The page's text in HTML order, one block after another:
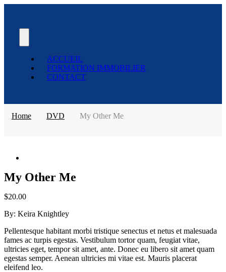
ACCUEIL
FORMATION IMMOBILIER
CONTACT
Home DVD My Other Me
My Other Me
$20.00
By: Keira Knightley
Pellentesque habitant morbi tristique senectus et netus et malesuada
fames ac turpis egestas. Vestibulum tortor quam, feugiat vitae,
ultricies eget, tempor sit amet, ante. Donec eu libero sit amet quam
egestas semper. Aenean ultricies mi vitae est. Mauris placerat
eleifend leo.